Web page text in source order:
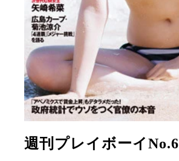
週刊プレイボーイNo.6